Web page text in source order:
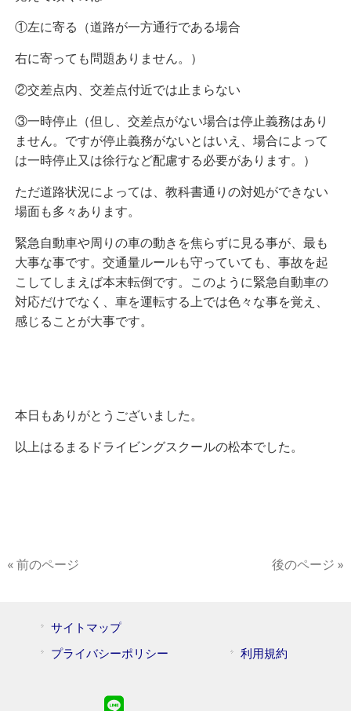
①左に寄る（道路が一方通行である場合
右に寄っても問題ありません。）
②交差点内、交差点付近では止まらない
③一時停止（但し、交差点がない場合は停止義務はあり
ません。ですが停止義務がないとはいえ、場合によって
は一時停止又は徐行など配慮する必要があります。）
ただ道路状況によっては、教科書通りの対処ができない
場面も多々あります。
緊急自動車や周りの車の動きを焦らずに見る事が、最も
大事な事です。交通量ルールも守っていても、事故を起
こしてしまえば本末転倒です。このように緊急自動車の
対応だけでなく、車を運転する上では色々な事を覚え、
感じることが大事です。
本日もありがとうございました。
以上はるまるドライビングスクールの松本でした。
« 前のページ 後のページ »
サイトマップ
プライバシーポリシー
利用規約